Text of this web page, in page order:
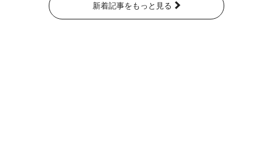
新着記事をもっと見る